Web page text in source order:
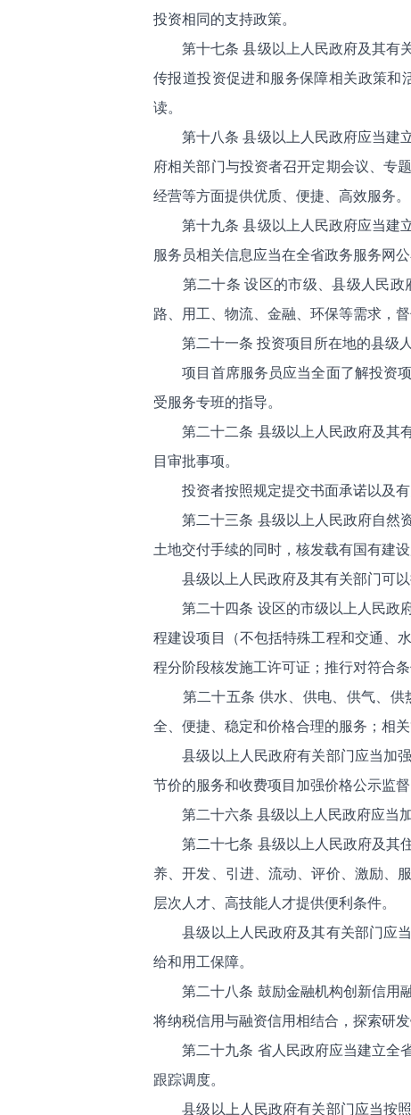
投资相同的支持政策。
第十七条 县级以上人民政府及其有
传报道投资促进和服务保障相关政策和
读。
第十八条 县级以上人民政府应当建
府相关部门与投资者召开定期会议、专
经营等方面提供优质、便捷、高效服务。
第十九条 县级以上人民政府应当建
服务员相关信息应当在全省政务服务网公
第二十条 设区的市级、县级人民
路、用工、物流、金融、环保等需求，
第二十一条 投资项目所在地的县级
项目首席服务员应当全面了解投资
受服务专班的指导。
第二十二条 县级以上人民政府及其
目审批事项。
投资者按照规定提交书面承诺以及
第二十三条 县级以上人民政府自然
土地交付手续的同时，核发载有国有建
县级以上人民政府及其有关部门可
第二十四条 设区的市级以上人民政
程建设项目（不包括特殊工程和交通、
程分阶段核发施工许可证；推行对符合
第二十五条 供水、供电、供气、
全、便捷、稳定和价格合理的服务；相
县级以上人民政府有关部门应当加
节价的服务和收费项目加强价格公示监督
第二十六条 县级以上人民政府应当
第二十七条 县级以上人民政府及其
养、开发、引进、流动、评价、激励、
层次人才、高技能人才提供便利条件。
县级以上人民政府及其有关部门应
给和用工保障。
第二十八条 鼓励金融机构创新信用
将纳税信用与融资信用相结合，探索研
第二十九条 省人民政府应当建立全
跟踪调度。
县级以上人民政府有关部门应当按